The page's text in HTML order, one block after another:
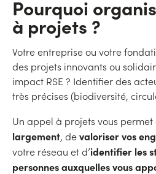
Pourquoi
à projets ?
Votre entreprise ou votre
des projets innovants ou
impact RSE ? Identifier des
très précises (biodiversité,
Un appel à projets vous permet
largement, devaloriser vos
votre réseau et d’identifier les
personnes auxquelles vous